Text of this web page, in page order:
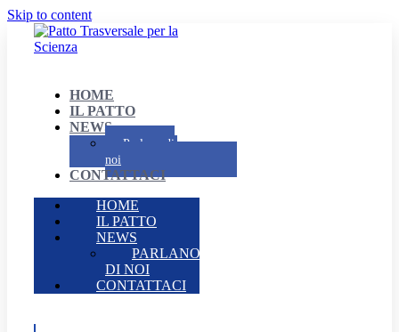
Skip to content
HOME
IL PATTO
NEWS
Parlano di
noi
CONTATTACI
HOME
IL PATTO
NEWS
PARLANO
DI NOI
CONTATTACI